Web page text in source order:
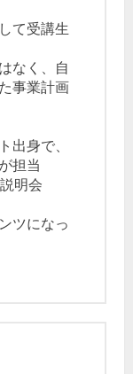
て受講生
なく、自
事業計画
出身で、
担当
明会
ツになっ